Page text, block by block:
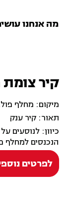
מה אנחנו
קיר צומת
מיקום: מחלף
תאור: קיר ענק
כיוון: לנוסעים
הנכנסים למחלף
לפרטים